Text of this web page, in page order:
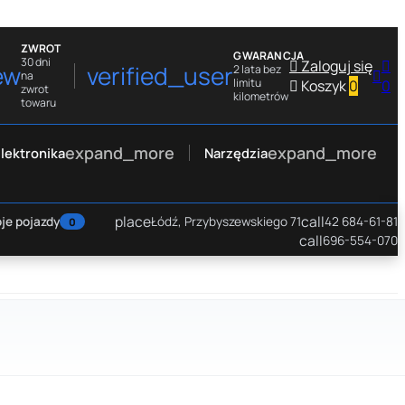
ZWROT
30 dni
na
zwrot
towaru
verified_user
GWARANCJA
2 lata bez
limitu
kilometrów
Zaloguj się
 Koszyk0 
0
expand_more Narzędziaexpand_more
pojazdy 0 placeŁódź, Przybyszewskiego 71call42 684-61-81
call696-554-070